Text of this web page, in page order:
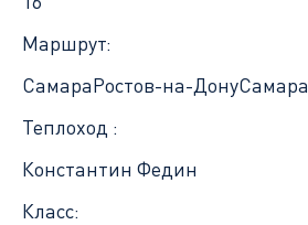
Маршрут:
СамараРостов-на-ДонуСамара
Теплоход :
Константин Федин
Класс: